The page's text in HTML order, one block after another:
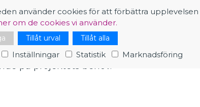
använder cookies för att förbättra upplevelsen
om de cookies vi använder.
Tillåt urval Tillåt alla
Inställningar Statistik Marknadsföring
team och arbetar inom projekt som
säkerhet och kvalitet samt
är vanligtvis upp till sex
på projektets behov.